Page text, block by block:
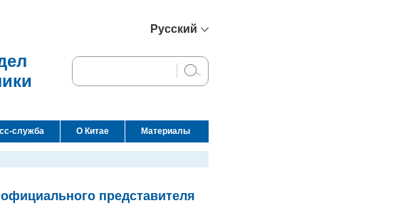
Русский
English
Español
عربي
служба О Китае Материалы
представителя